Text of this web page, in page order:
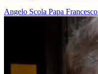
Angelo Scola Papa Francesco